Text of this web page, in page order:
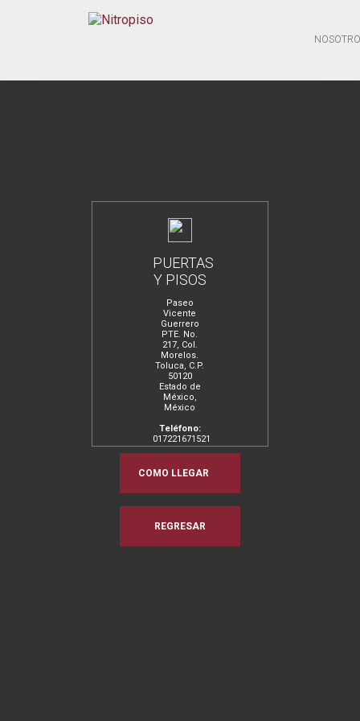
PUERTAS
Y PISOS
Paseo
Vicente
Guerrero
PTE. No.
217, Col.
Morelos.
Toluca, C.P.
50120
Estado de
México,
México
Teléfono:
017221671521
puertaspisos@gmail.com
Horarios:
horarios.
COMO LLEGAR
REGRESAR